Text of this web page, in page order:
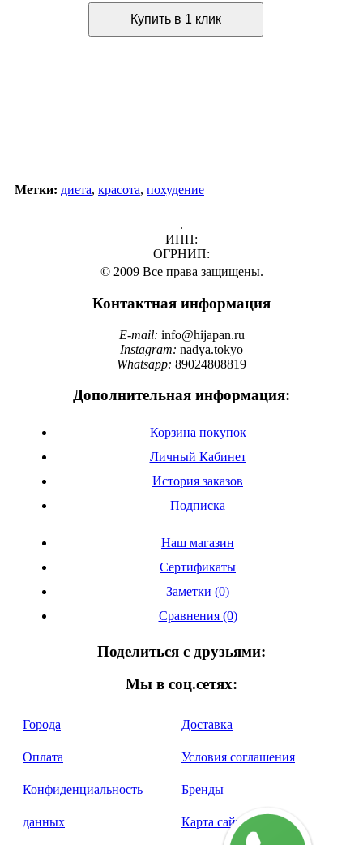
Метки: диета, красота, похудение
.
ИНН:
ОГРНИП:
© 2009 Все права защищены.
Контактная информация
E-mail: info@hijapan.ru
Instagram: nadya.tokyo
Whatsapp: 89024808819
Дополнительная информация:
Корзина покупок
Личный Кабинет
История заказов
Подписка
Наш магазин
Сертификаты
Заметки (0)
Сравнения (0)
Поделиться с друзьями:
Мы в соц.сетях:
Города Доставка
Оплата Условия соглашения
Конфиденциальность
данных
Бренды
Карта сайта